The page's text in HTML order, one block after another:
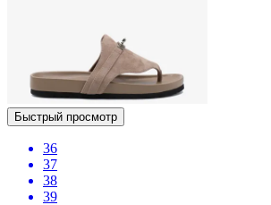
Быстрый просмотр
36
37
38
39